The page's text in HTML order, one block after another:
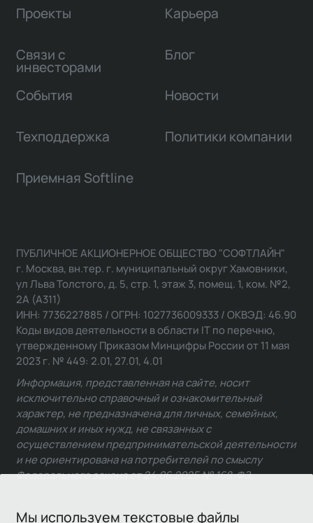
Мы используем текстовые файлы
Проекты
Связи с
инвесторами
Карьера
Блог
События Новости
Техподдержка Политики компании
Приемная Softline
ПУБЛИЧНОЕ АКЦИОНЕРНОЕ ОБЩЕСТВО "СОФТЛАЙН"
г. Москва, вн.тер. г. муниципальный округ Хамовники,
ул Льва Толстого, д. 5, стр. 1, этаж 3, помещ. 1, ком. №2,
2А (А311)
ИНН: 7736227885 / ОГРН: 1027736009333 / ОКВЭД: 46.90
Коды видов деятельности в области IT по перечню,
утвержденному Приказом Минцифры России от 11 мая
2023 г. № 449: 2.01, 27.01, 4.01
Информация, представленная на сайте, носит
исключительно справочный и ознакомительный
характер, не предназначена для личных, семейных,
домашних и иных нужд, не связанных с
осуществлением предпринимательской деятельности
и не ориентирована на потребителей по смыслу
Федерального закона от 24.06.2025 № 168-ФЗ.